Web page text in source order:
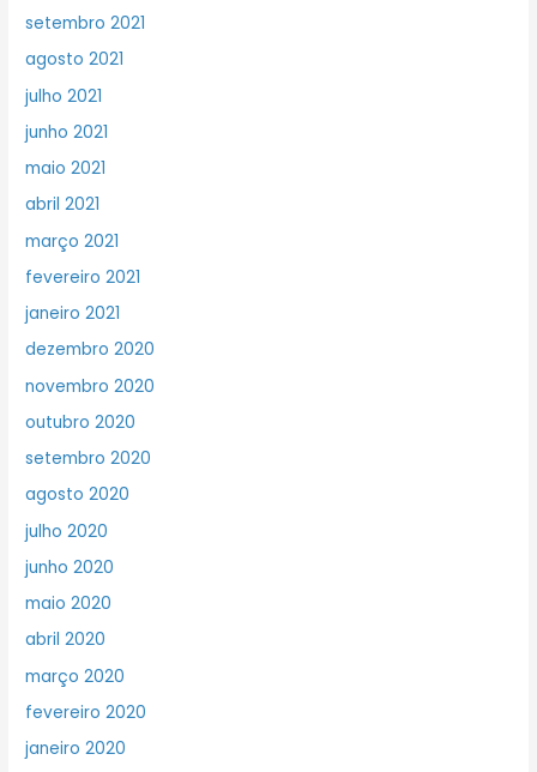
setembro 2021
agosto 2021
julho 2021
junho 2021
maio 2021
abril 2021
março 2021
fevereiro 2021
janeiro 2021
dezembro 2020
novembro 2020
outubro 2020
setembro 2020
agosto 2020
julho 2020
junho 2020
maio 2020
abril 2020
março 2020
fevereiro 2020
janeiro 2020